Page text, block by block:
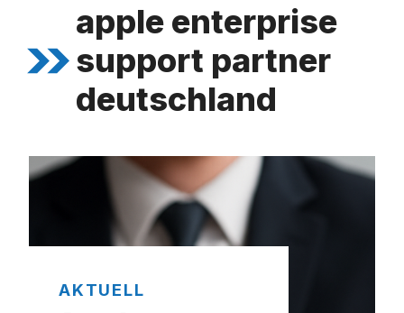
apple enterprise
support partner
deutschland
AKTUELL